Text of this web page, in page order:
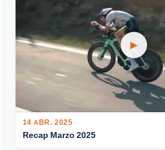
▶
14 ABR. 2025
Recap Marzo 2025